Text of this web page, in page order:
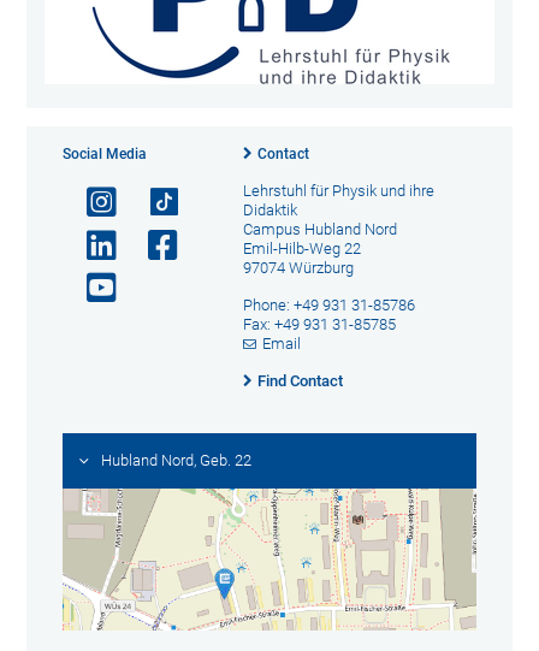
Social Media Contact
Lehrstuhl für Physik und ihre
Didaktik
Campus Hubland Nord
Emil-Hilb-Weg 22
97074 Würzburg
Phone: +49 931 31-85786
Fax: +49 931 31-85785
Email
Find Contact
Hubland Nord, Geb. 22